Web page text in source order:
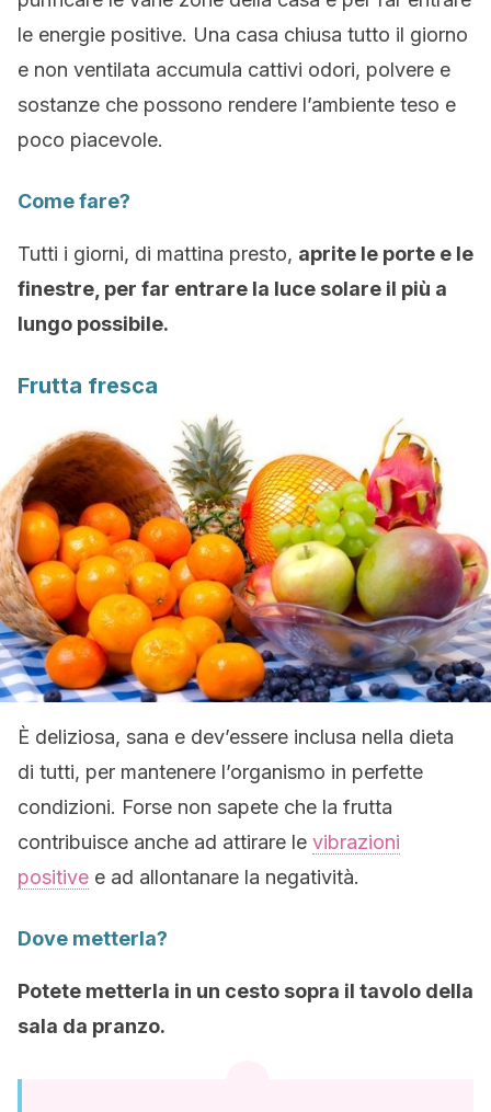
le energie positive. Una casa chiusa tutto il giorno
e non ventilata accumula cattivi odori, polvere e
sostanze che possono rendere l’ambiente teso e
poco piacevole.
Come fare?
Tutti i giorni, di mattina presto, aprite le porte e le
finestre, per far entrare la luce solare il più a
lungo possibile.
Frutta fresca
È deliziosa, sana e dev’essere inclusa nella dieta
di tutti, per mantenere l’organismo in perfette
condizioni. Forse non sapete che la frutta
contribuisce anche ad attirare le vibrazioni
positive e ad allontanare la negatività.
Dove metterla?
Potete metterla in un cesto sopra il tavolo della
sala da pranzo.